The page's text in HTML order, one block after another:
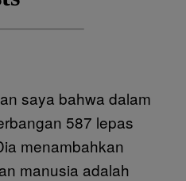
saya bahwa dalam
587 lepas
menambahkan
manusia adalah